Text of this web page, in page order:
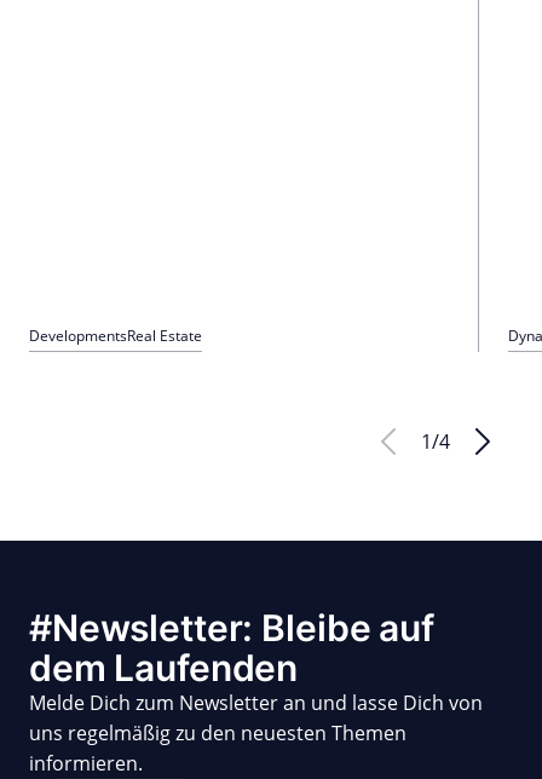
DevelopmentsReal Estate
1/4
#Newsletter: Bleibe auf
dem Laufenden
Melde Dich zum Newsletter an und lasse Dich von
uns regelmäßig zu den neuesten Themen
informieren.